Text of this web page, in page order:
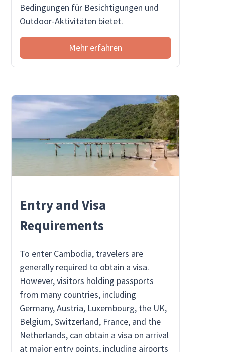
Bedingungen für Besichtigungen und
Outdoor-Aktivitäten bietet.
Mehr erfahren
Entry and Visa
Requirements
To enter Cambodia, travelers are
generally required to obtain a visa.
However, visitors holding passports
from many countries, including
Germany, Austria, Luxembourg, the UK,
Belgium, Switzerland, France, and the
Netherlands, can obtain a visa on arrival
at major entry points, including airports